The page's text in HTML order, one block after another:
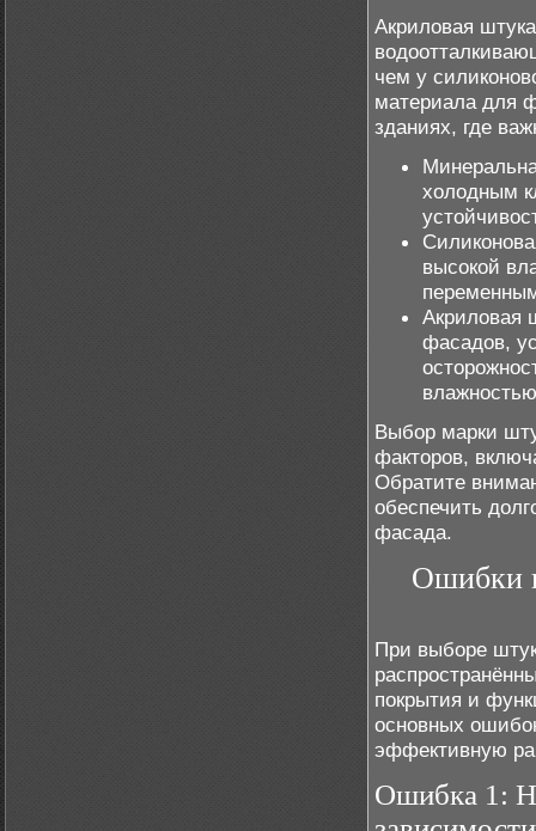
Акриловая
чем у
материала для
зданиях, где
холодным
высокой
Акриловая
фасадов,
Выбор марки
факторов,
Обратите
обеспечить
фасада.
Ошибки
При выборе
покрытия и
основных
эффективную
Ошибка 1: